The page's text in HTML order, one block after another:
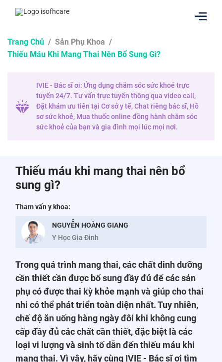
Trang Chủ / Sản Phụ Khoa /
Thiếu Máu Khi Mang Thai Nên Bổ Sung Gì?
IVIE - Bác sĩ ơi: Ứng dụng chăm sóc sức khoẻ trực
tuyến 24/7. Tư vấn trực tuyến thông qua video call,
Đặt khám ưu tiên tại Cơ sở y tế, Chat riêng bác sĩ, Hồ
sơ sức khoẻ, Mua thuốc online đồng hành chăm sóc
sức khoẻ của bạn và gia đình mọi lúc mọi nơi.
Thiếu máu khi mang thai nên bổ
sung gì?
Tham vấn y khoa:
NGUYỄN HOÀNG GIANG
Y Học Gia Đình
Trong quá trình mang thai, các chất dinh dưỡng
cần thiết cần được bổ sung đầy đủ để các sản
phụ có được thai kỳ khỏe mạnh và giúp cho thai
nhi có thể phát triển toàn diện nhất. Tuy nhiên,
chế độ ăn uống hàng ngày đôi khi không cung
cấp đầy đủ các chất cần thiết, đặc biệt là các
loại vi lượng và sinh tố dẫn đến thiếu máu khi
mang thai. Vì vậy, hãy cùng IVIE - Bác sĩ ơi tìm